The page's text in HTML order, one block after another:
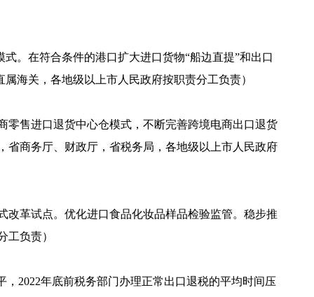
。在符合条件的港口扩大进口货物“船边直提”和出口
海关，各地级以上市人民政府按职责分工负责）
零售进口退货中心仓模式，不断完善跨境电商出口退货
商务厅、财政厅，省税务局，各地级以上市人民政府
改革试点。优化进口食品化妆品样品检验监管。稳步推
负责）
2022年底前税务部门办理正常出口退税的平均时间压